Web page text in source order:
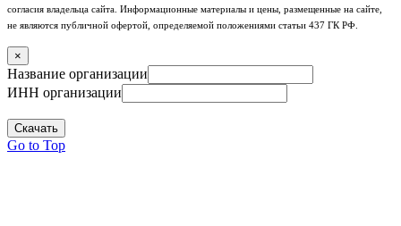
согласия владельца сайта. Информационные материалы и цены, размещенные на сайте,
не являются публичной офертой, определяемой положениями статьи 437 ГК РФ.
×
Название организации
ИНН организации
Скачать
Go to Top